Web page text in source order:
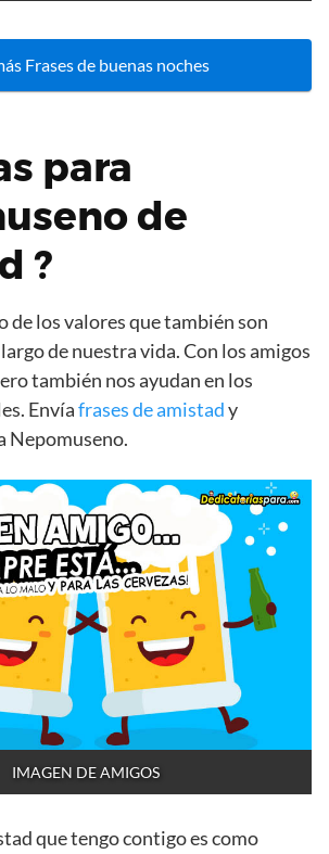
Frases de buenas noches
para
de
?
de los valores que también son
de nuestra vida. Con los amigos
también nos ayudan en los
Envíafrases de amistady
Nepomuseno.
IMAGEN DE AMIGOS
que tengo contigo es como